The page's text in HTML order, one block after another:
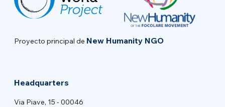
Proyecto principal de New Humanity NGO
Headquarters
Via Piave, 15 - 00046